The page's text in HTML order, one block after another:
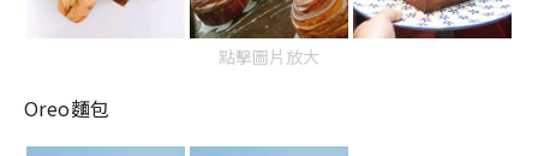
點擊圖片放大
Oreo麵包